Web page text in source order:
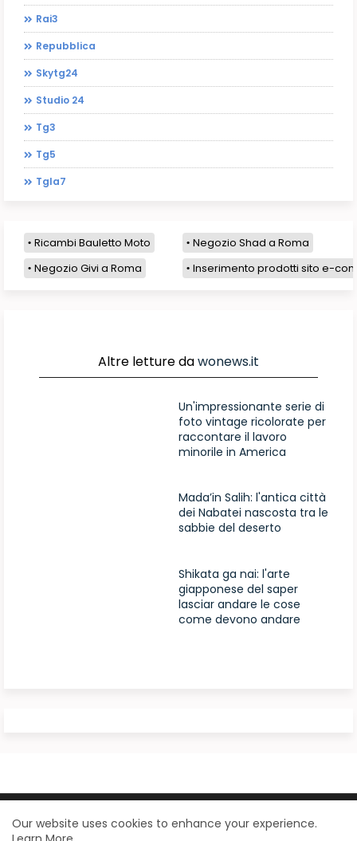
Rai3
Repubblica
Skytg24
Studio 24
Tg3
Tg5
Tgla7
Ricambi Bauletto Moto
Negozio Shad a Roma
Negozio Givi a Roma
Inserimento prodotti sito e-
Altre letture dawonews.it
Un'impressionante serie di
foto vintage ricolorate per
raccontare il lavoro
minorile in America
Mada’in Salih: l'antica città
dei Nabatei nascosta tra le
sabbie del deserto
Shikata ga nai: l'arte
giapponese del saper
lasciar andare le cose
come devono andare
Design by - Blogger Templates
| Distributed by
Our website uses cookies to enhance your experience.